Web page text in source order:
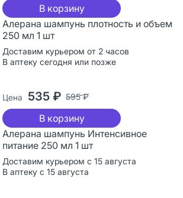
В корзину
Алерана шампунь плотность и объем
250 мл 1 шт
Доставим курьером от 2 часов
В аптеку сегодня или позже
Цена 535 ₽ 595 ₽
В корзину
Алерана шампунь Интенсивное
питание 250 мл 1 шт
Доставим курьером с 15 августа
В аптеку с 15 августа